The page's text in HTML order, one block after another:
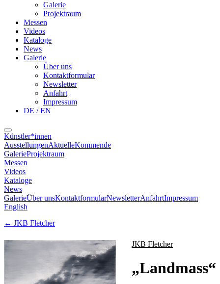
Galerie
Projektraum
Messen
Videos
Kataloge
News
Galerie
Über uns
Kontaktformular
Newsletter
Anfahrt
Impressum
DE / EN
Künstler*innen
AusstellungenAktuelleKommende
GalerieProjektraum
Messen
Videos
Kataloge
News
GalerieÜber unsKontaktformularNewsletterAnfahrtImpressum
English
← JKB Fletcher
JKB Fletcher
„Landmass“